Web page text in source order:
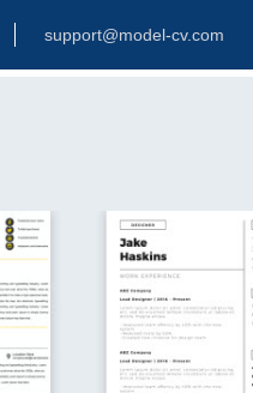
support@model-cv.com